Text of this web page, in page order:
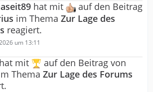
hat mit
auf den Beitrag
im Thema Zur Lage des
reagiert.
um 13:11
hat mit
auf den Beitrag von
Thema Zur Lage des Forums